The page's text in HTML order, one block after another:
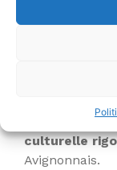
Seul cinéma
l’histoire du
culturelle
Avignonnais.